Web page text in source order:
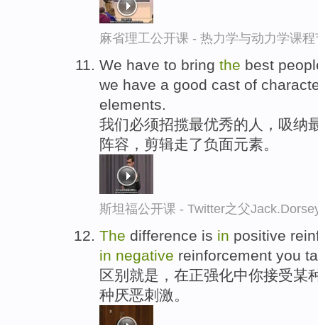
麻省理工公开课 - 热力学与动力学课
We have to bring the best
we have a good cast of
elements.
我们必须招揽最优秀的人，吸纳
阵容，剪辑走了负面元素。
斯坦福公开课 - Twitter之父
The difference is in positive
in negative reinforcement you
区别就是，在正强化中你接受某
种厌恶刺激。